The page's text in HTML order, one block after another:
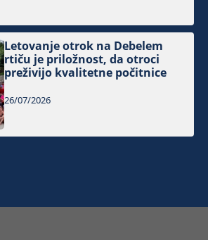
Letovanje otrok na Debelem
rtiču je priložnost, da otroci
preživijo kvalitetne počitnice
26/07/2026